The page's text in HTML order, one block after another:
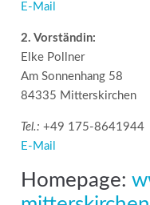
E-Mail
2. Vorständin:
Elke Pollner
Am Sonnenhang 58
84335 Mitterskirchen
Tel.: +49 175-8641944
E-Mail
Homepage: